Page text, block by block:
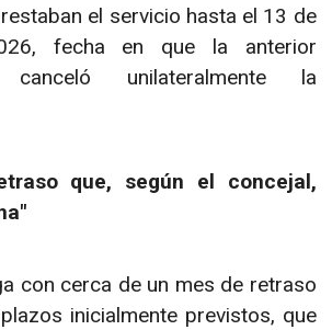
el servicio hasta el 13 de
fecha en que la anterior
canceló unilateralmente la
que, según el concejal,
con cerca de un mes de retraso
inicialmente previstos, que